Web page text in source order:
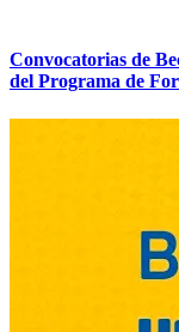
Convocatorias de
del Programa de